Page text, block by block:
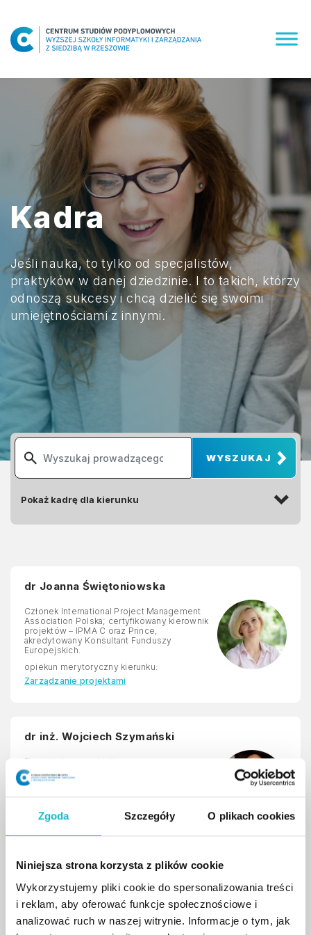
Zgoda Szczegóły O plikach cookies
Niniejsza strona korzysta z plików cookie
Wykorzystujemy pliki cookie do spersonalizowania treści
i reklam, aby oferować funkcje społecznościowe i
analizować ruch w naszej witrynie. Informacje o tym, jak
content
Kadra
Jeśli nauka, to tylko od specjalistów,
praktyków w danej dziedzinie. I to takich, którzy
odnoszą sukcesy i chcą dzielić się swoimi
umiejętnościami z innymi.
dr Joanna Świętoniowska
Członek International Project Management
Association Polska; certyfikowany kierownik
projektów – IPMA C oraz Prince,
akredytowany Konsultant Funduszy
Europejskich.
opiekun merytoryczny kierunku:
Zarządzanie projektami
dr inż. Wojciech Szymański
Ekspert ds. e-marketingu oraz e-commerce.
Prezes Zarządu agencji e-marketingowej
Ideo Force Sp. z o.o. posiadającej na koncie
marketingowych.
opiekun merytoryczny kierunku:
Paweł Szczyrek
Projektant chatbotów oraz strategii
marketingowych. Autor publikacji i szkoleń z
zakresu e-marketingu, social mediów,